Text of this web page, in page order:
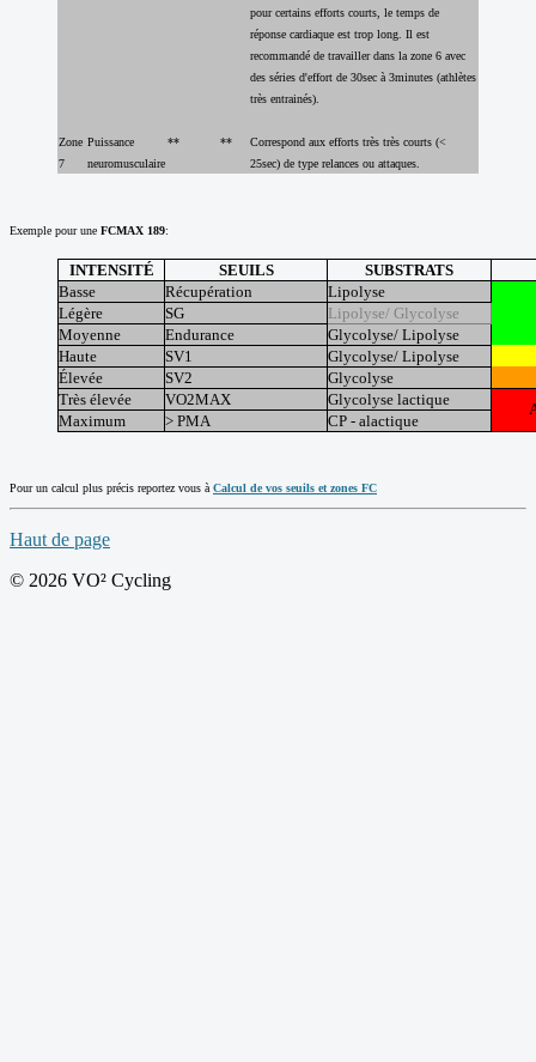
pour certains efforts courts, le temps de
réponse cardiaque est trop long. Il est
recommandé de travailler dans la zone 6 avec
des séries d'effort de 30sec à 3minutes (athlètes
très entrainés).
Zone
7
Puissance
neuromusculaire
** **
Correspond aux efforts très très courts (<
25sec) de type relances ou attaques.
Exemple pour une FCMAX 189:
INTENSITÉ SEUILS
SUBSTRATS
Basse
Récupération
Lipolyse
Légère
SG Lipolyse/ Glycolyse
Moyenne
Endurance
Glycolyse/ Lipolyse
Haute
SV1 Glycolyse/ Lipolyse
Élevée
SV2
Glycolyse
Très élevée
VO2MAX Glycolyse lactique
Maximum > PMA CP - alactique
Pour un calcul plus précis reportez vous àCalcul de vos seuils et zones FC
Haut de page
© 2026 VO² Cycling